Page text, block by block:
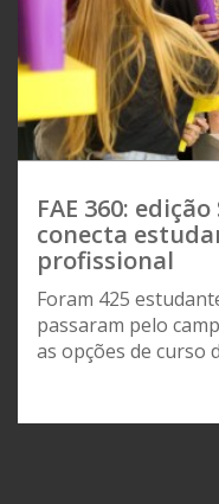
FAE 360:
conecta
profissional
Foram 425
passaram pelo
as opções de curso